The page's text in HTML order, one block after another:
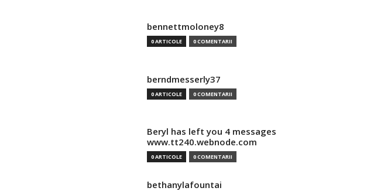
bennettmoloney8
0 ARTICOLE 0 COMENTARII
berndmesserly37
0 ARTICOLE 0 COMENTARII
Beryl has left you 4 messages
www.tt240.webnode.com
0 ARTICOLE 0 COMENTARII
bethanylafountai